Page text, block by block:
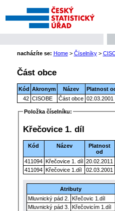
nacházíte se: Home> Číselníky>
Část obce
Kód Akronym Název Platnost
42 CISOBE Část obce 02.03.2001
Položka číselníku:
Křečovice 1. díl
Kód Název
Platnost
od
411094 Křečovice 1. díl 20.02.2011
411094 Křečovice 1.díl 02.03.2001
Atributy
Mluvnický pád 2.
Křečovic 1.díl
Mluvnický pád 3.
Křečovicím 1.díl